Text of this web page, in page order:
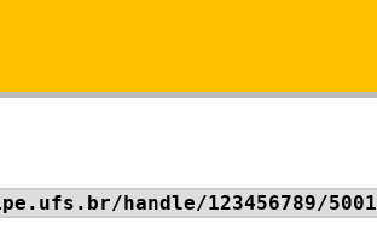
handle/123456789/5001